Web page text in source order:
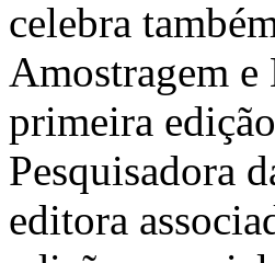
celebra
Amostragem
primeira
Pesquisadora
editora